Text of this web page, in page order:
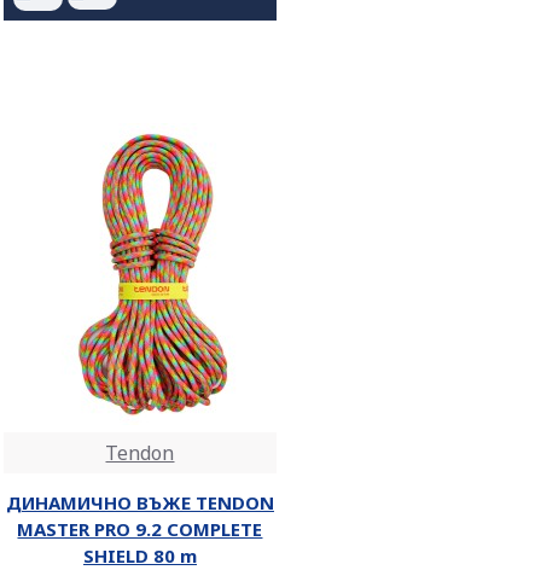
Tendon
ДИНАМИЧНО ВЪЖЕ TENDON
MASTER PRO 9.2 COMPLETE
SHIELD 80 m